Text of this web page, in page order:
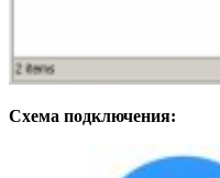
Схема подключения: